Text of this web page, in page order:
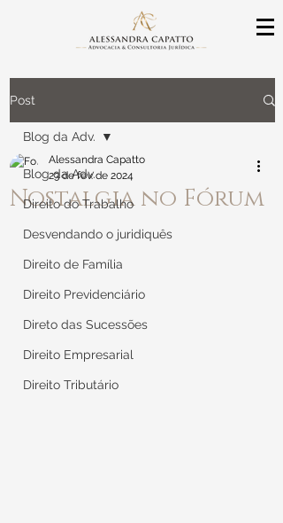
Post
Blog da Adv.
Direito do Trabalho
Desvendando o juridiquês
Direito de Família
Direito Previdenciário
Direto das Sucessões
Direito Empresarial
Direito Tributário
Blog da Adv.
Nostalgia no Fórum
Alessandra Capatto
23 de fev. de 2024